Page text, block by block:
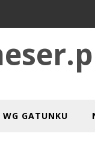
WG GATUNKU